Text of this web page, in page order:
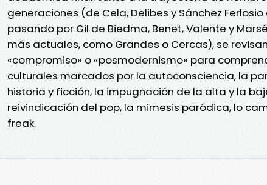
generaciones (de Cela, Delibes y Sánchez
pasando por Gil de Biedma, Benet, Valente y
más actuales, como Grandes o Cercas), se
«compromiso» o «posmodernismo» para
culturales marcados por la autoconsciencia, la
historia y ficción, la impugnación de la alta y la
reivindicación del pop, la mimesis paródica, lo
freak.